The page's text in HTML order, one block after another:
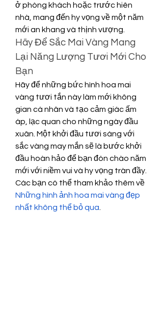
ở phòng khách hoặc trước hiên
nhà, mang đến hy vọng về một năm
mới an khang và thịnh vượng.
Hãy Để Sắc Mai Vàng Mang
Lại Năng Lượng Tươi Mới Cho
Bạn
Hãy để những bức hình hoa mai
vàng tươi tắn này làm mới không
gian cá nhân và tạo cảm giác ấm
áp, lạc quan cho những ngày đầu
xuân. Một khởi đầu tươi sáng với
sắc vàng may mắn sẽ là bước khởi
đầu hoàn hảo để bạn đón chào năm
mới với niềm vui và hy vọng tràn đầy.
Những hình ảnh hoa mai vàng đẹp
nhất không thể bỏ qua